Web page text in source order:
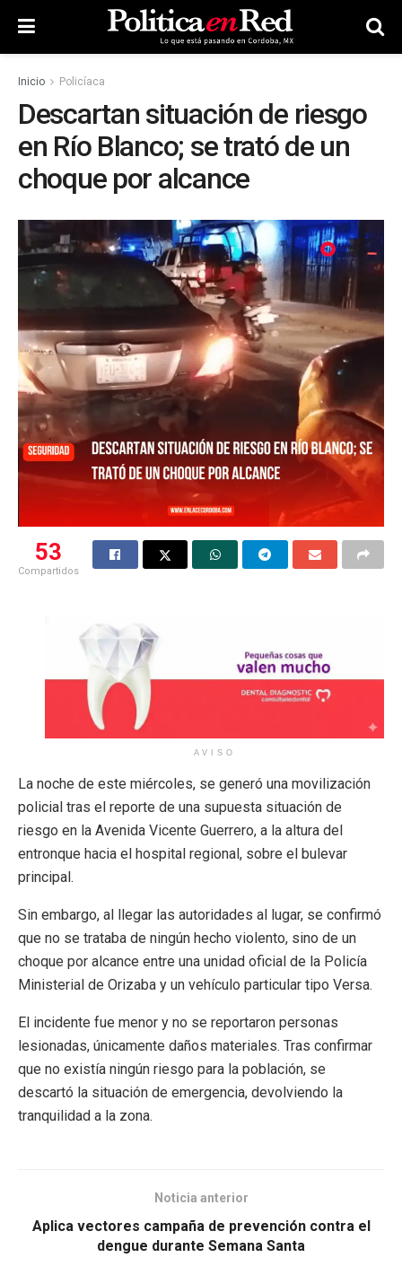
Inicio Policíaca
Descartan situación de riesgo
en Río Blanco; se trató de un
choque por alcance
53
Compartidos
AVISO
La noche de este miércoles, se generó una movilización
policial tras el reporte de una supuesta situación de
riesgo en la Avenida Vicente Guerrero, a la altura del
entronque hacia el hospital regional, sobre el bulevar
principal.
Sin embargo, al llegar las autoridades al lugar, se confirmó
que no se trataba de ningún hecho violento, sino de un
choque por alcance entre una unidad oficial de la Policía
Ministerial de Orizaba y un vehículo particular tipo Versa.
El incidente fue menor y no se reportaron personas
lesionadas, únicamente daños materiales. Tras confirmar
que no existía ningún riesgo para la población, se
descartó la situación de emergencia, devolviendo la
tranquilidad a la zona.
Noticia anterior
Aplica vectores campaña de prevención contra el
dengue durante Semana Santa